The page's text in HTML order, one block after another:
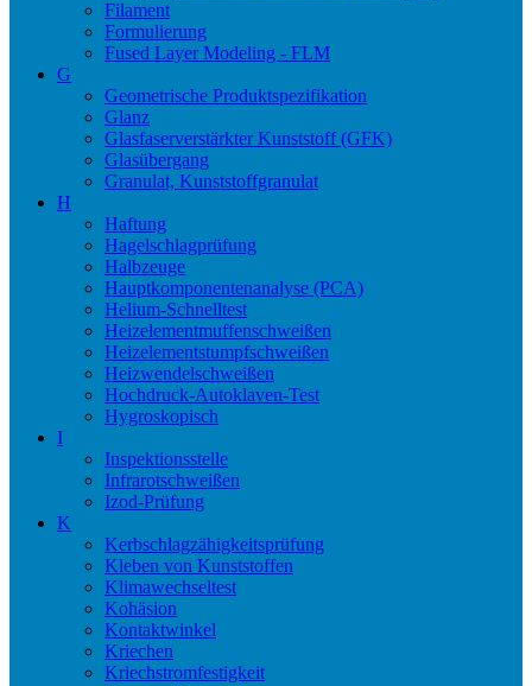
Filament
Formulierung
Fused Layer Modeling - FLM
G
Geometrische Produktspezifikation
Glanz
Glasfaserverstärkter Kunststoff (GFK)
Glasübergang
Granulat, Kunststoffgranulat
H
Haftung
Hagelschlagprüfung
Halbzeuge
Hauptkomponentenanalyse (PCA)
Helium-Schnelltest
Heizelementmuffenschweißen
Heizelementstumpfschweißen
Heizwendelschweißen
Hochdruck-Autoklaven-Test
Hygroskopisch
I
Inspektionsstelle
Infrarotschweißen
Izod-Prüfung
K
Kerbschlagzähigkeitsprüfung
Kleben von Kunststoffen
Klimawechseltest
Kohäsion
Kontaktwinkel
Kriechen
Kriechstromfestigkeit